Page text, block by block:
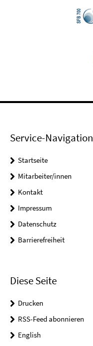
Service-Navigation
Startseite
Mitarbeiter/innen
Kontakt
Impressum
Datenschutz
Barrierefreiheit
Diese Seite
Drucken
RSS-Feed abonnieren
English